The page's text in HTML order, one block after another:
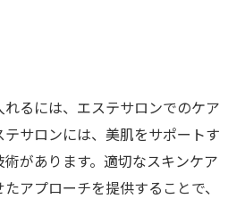
るには、エステサロンでのケア
サロンには、美肌をサポートす
があります。適切なスキンケア
アプローチを提供することで、